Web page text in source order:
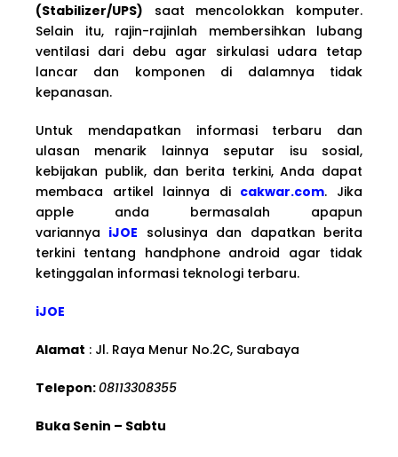
(Stabilizer/UPS) saat mencolokkan komputer.
Selain itu, rajin-rajinlah membersihkan lubang
ventilasi dari debu agar sirkulasi udara tetap
lancar dan komponen di dalamnya tidak
kepanasan.
Untuk mendapatkan informasi terbaru dan
ulasan menarik lainnya seputar isu sosial,
kebijakan publik, dan berita terkini, Anda dapat
membaca artikel lainnya di cakwar.com. Jika
apple anda bermasalah apapun
variannya iJOE solusinya dan dapatkan berita
terkini tentang handphone android agar tidak
ketinggalan informasi teknologi terbaru.
iJOE
Alamat : Jl. Raya Menur No.2C, Surabaya
Telepon:08113308355
Buka Senin – Sabtu